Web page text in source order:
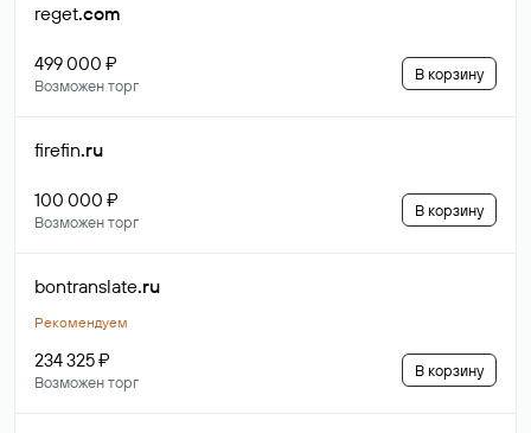
reget.com
499 000 ₽
Возможен торг
В корзину
firefin.ru
100 000 ₽
Возможен торг
В корзину
bontranslate.ru
Рекомендуем
234 325 ₽
Возможен торг
В корзину